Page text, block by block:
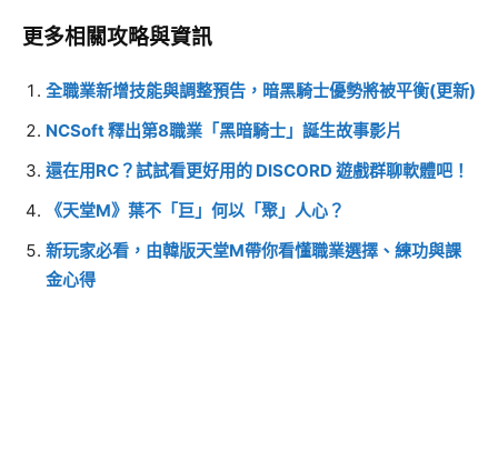
更多相關攻略與資訊
全職業新增技能與調整預告，暗黑騎士優勢將被平衡(更新)
NCSoft 釋出第8職業「黑暗騎士」誕生故事影片
還在用RC？試試看更好用的 DISCORD 遊戲群聊軟體吧！
《天堂M》葉不「巨」何以「聚」人心？
新玩家必看，由韓版天堂M帶你看懂職業選擇、練功與課
金心得